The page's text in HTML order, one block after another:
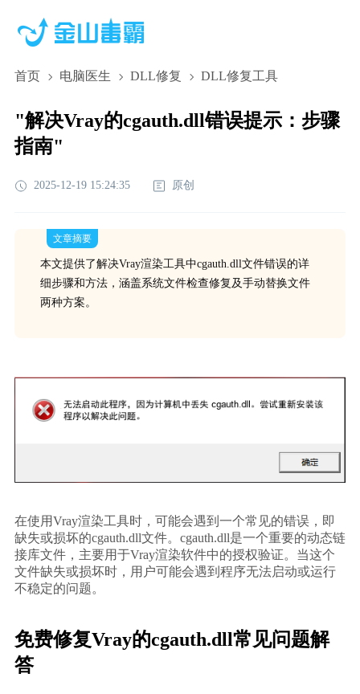
首页 电脑医生 DLL修复 DLL修复工具
"解决Vray的cgauth.dll错误提示：步骤
指南"
2025-12-19 15:24:35 原创
文章摘要
本文提供了解决Vray渲染工具中cgauth.dll文件错误的详
细步骤和方法，涵盖系统文件检查修复及手动替换文件
两种方案。
在使用Vray渲染工具时，可能会遇到一个常见的错误，即
缺失或损坏的cgauth.dll文件。cgauth.dll是一个重要的动态链
接库文件，主要用于Vray渲染软件中的授权验证。当这个
文件缺失或损坏时，用户可能会遇到程序无法启动或运行
不稳定的问题。
免费修复Vray的cgauth.dll常见问题解
答